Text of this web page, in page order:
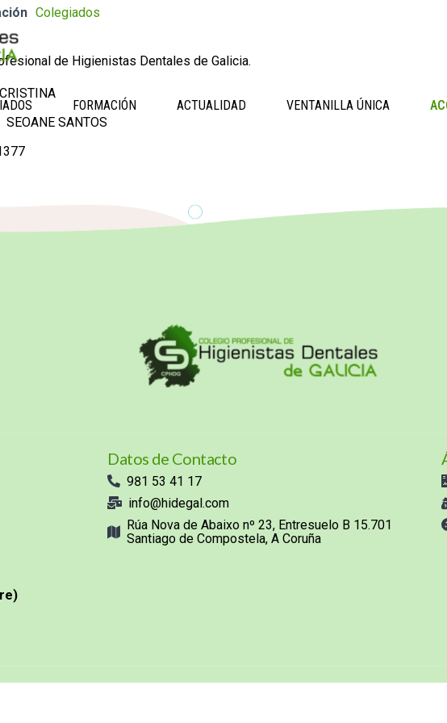
FORMACIÓN ACTUALIDAD VENTANILLA ÚNICA
Colegiados
de Higienistas Dentales de Galicia.
CRISTINA
SEOANE SANTOS
Datos de Contacto
981 53 41 17
info@hidegal.com
Rúa Nova de Abaixo nº 23, Entresuelo B 15.701
Santiago de Compostela, A Coruña